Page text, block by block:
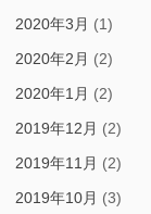
2020年3月 (1)
2020年2月 (2)
2020年1月 (2)
2019年12月 (2)
2019年11月 (2)
2019年10月 (3)